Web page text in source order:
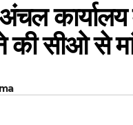
की सीओ से